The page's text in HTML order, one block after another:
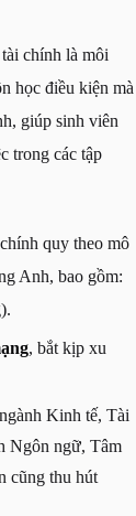
chính là môi
học điều kiện mà
giúp sinh viên
trong các tập
quy theo mô
Anh, bao gồm:
, bắt kịp xu
Kinh tế, Tài
Ngôn ngữ, Tâm
cũng thu hút